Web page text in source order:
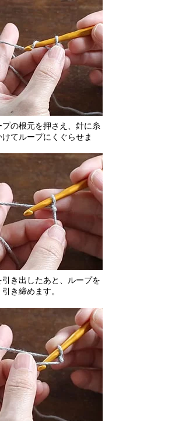
プの根元を押さえ、針に糸
けてループにくぐらせま
引き出したあと、ループを
き締めます。